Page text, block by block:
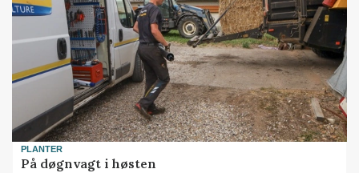
PLANTER
På døgnvagt i høsten